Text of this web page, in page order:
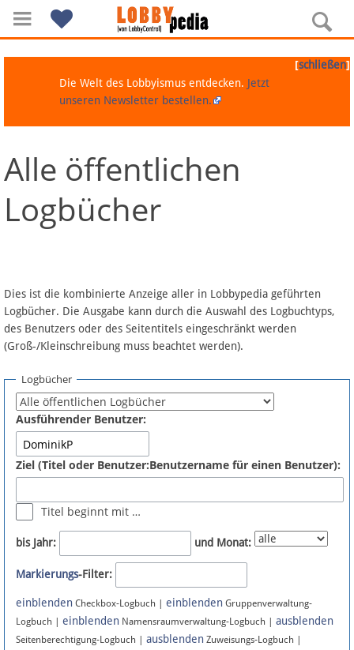
Navigation
Über Lobbypedia
Artikel nach Kategorien
FAQ
Fördermitglied werden
Fehler melden
Newsletter
Bluesky
Facebook
Instagram
[schließen]
Die Welt des Lobbyismus entdecken. Jetzt
unseren Newsletter bestellen.
Alle öffentlichen
Logbücher
Dies ist die kombinierte Anzeige aller in Lobbypedia geführten
Logbücher. Die Ausgabe kann durch die Auswahl des Logbuchtyps,
des Benutzers oder des Seitentitels eingeschränkt werden
(Groß-/Kleinschreibung muss beachtet werden).
Logbücher
Ausführender Benutzer:
Ziel (Titel oder Benutzer:Benutzername für einen Benutzer):
Titel beginnt mit …
bis Jahr: und Monat:
Markierungs-Filter:
einblenden Checkbox-Logbuch | einblenden Gruppenverwaltung-
Logbuch | einblenden Namensraumverwaltung-Logbuch | ausblenden
Seitenberechtigung-Logbuch | ausblenden Zuweisungs-Logbuch |